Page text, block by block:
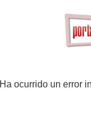
Ha ocurrido un error